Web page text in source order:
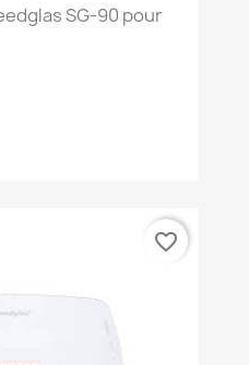
SG-90 pour
favorite_border